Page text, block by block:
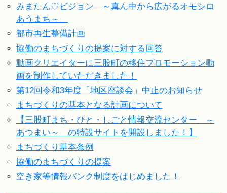
みまたん♡ビジョン ～真ん中から広がるオモシロ
あうまち～
都市再生整備計画
協働のまちづくりの提案に対する回答
動画クリエイターに三股町の移住プロモーション動
画を制作していただきました！
第12回令和3年度「地区座談会」中止のお知らせ
まちづくりの基本となる計画について
【三股町まち・ひと・しごと情報交流センター ～
あつまい～ の特設サイトを開設しました！】
まちづくり基本条例
協働のまちづくりの提案
空き家等情報バンク制度をはじめました！